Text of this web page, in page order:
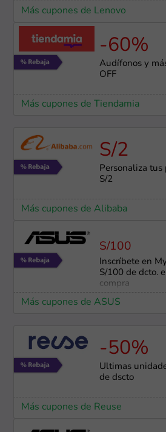
Más cupones de Lenovo
-60%
Audífonos y
OFF
Más cupones de Tiendamia
S/2
Personaliza tus
S/2
Más cupones de Alibaba
S/100
Inscríbete en
S/100 de dcto.
compra
Más cupones de ASUS
-50%
Últimas
de dscto
Más cupones de Reuse